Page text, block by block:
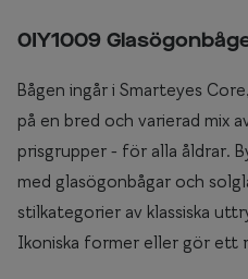
0IY1009
Bågen ingår i Smarteyes
på en bred och varierad mix
prisgrupper - för alla åldrar.
med glasögonbågar och
stilkategorier av klassiska
Ikoniska former eller gör ett